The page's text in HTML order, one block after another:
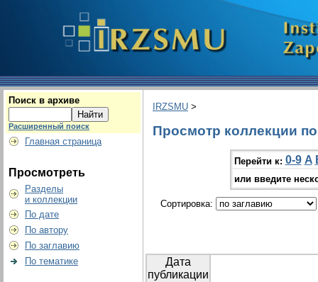
Поиск в архиве
Расширенный поиск
Главная страница
Просмотреть
Разделы
и коллекции
По дате
По автору
По заглавию
По тематике
IRZSMU >
Просмотр коллекции
Перейти к: 0-9 A
или введите
Сортировка:
Дата
публикации